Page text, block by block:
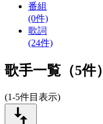
番組
(0件)
歌詞
(24件)
歌手一覧（5件）
(1-5件目表示)